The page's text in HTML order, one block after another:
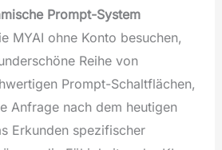
Prompt-System
MYAI ohne Konto besuchen,
Reihe von
Prompt-Schaltflächen,
Anfrage nach dem heutigen
Erkunden spezifischer